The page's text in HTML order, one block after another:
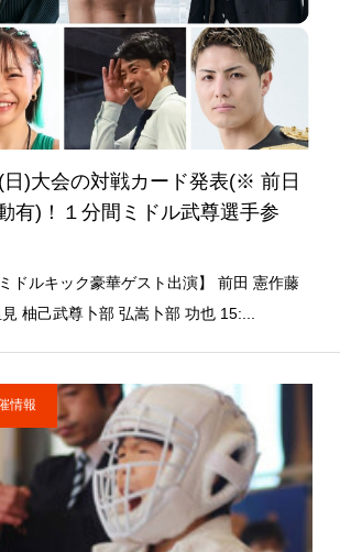
日)大会の対戦カード発表(※ 前日
有)！１分間ミドル武尊選手参
ミドルキック豪華ゲスト出演】 前田 憲作藤
柚己武尊卜部 弘嵩卜部 功也 15:...
情報